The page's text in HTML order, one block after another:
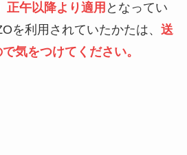
正午以降より適用 となってい
を利用されていたかたは、 送
気をつけてください。